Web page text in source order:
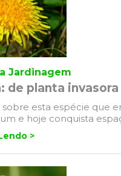
Jardinagem
de planta
sobre esta espécie que
e hoje conquista
>